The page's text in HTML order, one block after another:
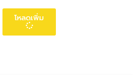
โหลดเพิ่ม